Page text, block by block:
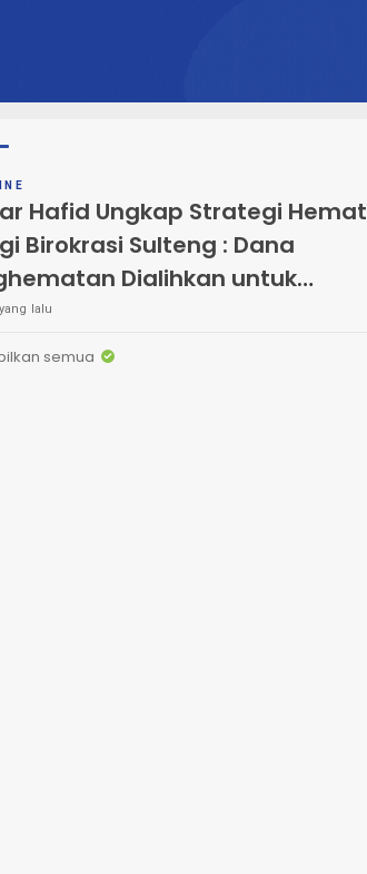
Hafid Ungkap Strategi Hemat
Birokrasi Sulteng : Dana
Dialihkan untuk
lalu
semua